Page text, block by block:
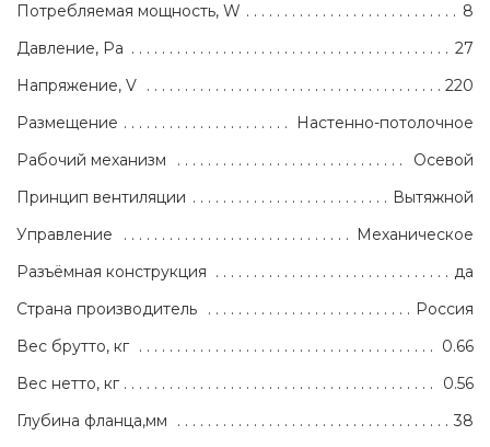
Потребляемая мощность, W
8
Давление, Pa
27
Напряжение, V
220
Размещение
Настенно-потолочное
Рабочий механизм
Осевой
Принцип вентиляции
Вытяжной
Управление
Механическое
Разъёмная конструкция
да
Страна производитель
Россия
Вес брутто, кг
0.66
Вес нетто, кг
0.56
Глубина фланца,мм
38